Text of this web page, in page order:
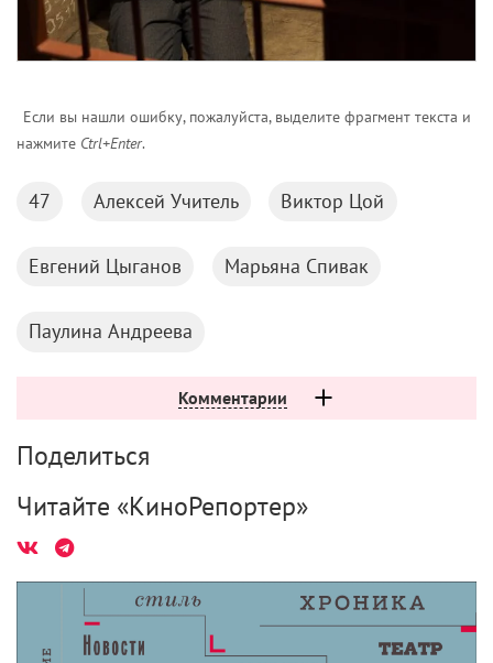
Если вы нашли ошибку, пожалуйста, выделите фрагмент текста и
нажмите Ctrl+Enter.
47 Алексей Учитель Виктор Цой
Евгений Цыганов Марьяна Спивак
Паулина Андреева
Комментарии
Поделиться
Читайте «КиноРепортер»